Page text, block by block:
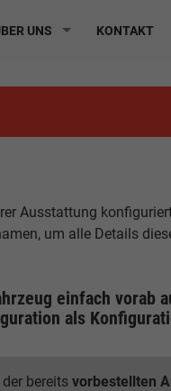
UNS KONTAKT
Ausstattung
um alle Details
einfach vorab
als
der bereitsvorbestellten